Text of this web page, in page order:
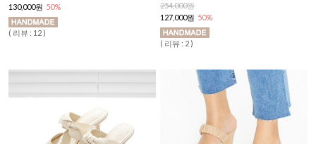
130,000원 50%
( 리뷰 : 12 )
254,000원
127,000원 50%
( 리뷰 : 2 )